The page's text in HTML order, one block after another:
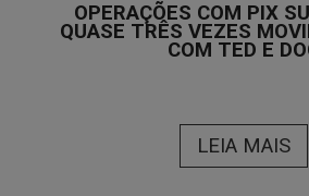
OPERAÇÕES COM PIX
QUASE TRÊS VEZES
COM TED E
LEIA MAIS